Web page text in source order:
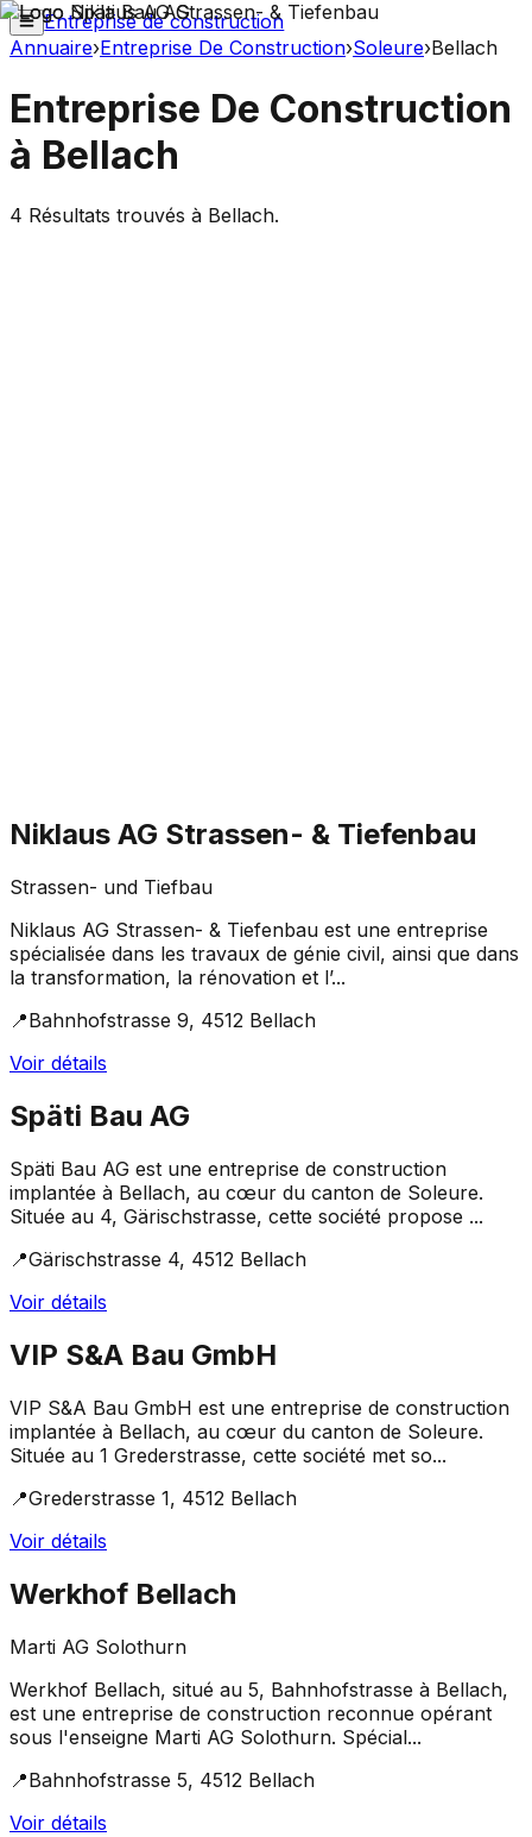
Entreprise de construction
Annuaire›Entreprise De Construction›Soleure›Bellach
Entreprise De Construction
à Bellach
4 Résultats trouvés à Bellach.
Niklaus AG Strassen- & Tiefenbau
Strassen- und Tiefbau
Niklaus AG Strassen- & Tiefenbau est une entreprise
spécialisée dans les travaux de génie civil, ainsi que dans
la transformation, la rénovation et l’...
📍Bahnhofstrasse 9, 4512 Bellach
Voir détails
Späti Bau AG
Späti Bau AG est une entreprise de construction
implantée à Bellach, au cœur du canton de Soleure.
Située au 4, Gärischstrasse, cette société propose ...
📍Gärischstrasse 4, 4512 Bellach
Voir détails
VIP S&A Bau GmbH
VIP S&A Bau GmbH est une entreprise de construction
implantée à Bellach, au cœur du canton de Soleure.
Située au 1 Grederstrasse, cette société met so...
📍Grederstrasse 1, 4512 Bellach
Voir détails
Werkhof Bellach
Marti AG Solothurn
Werkhof Bellach, situé au 5, Bahnhofstrasse à Bellach,
est une entreprise de construction reconnue opérant
sous l'enseigne Marti AG Solothurn. Spécial...
📍Bahnhofstrasse 5, 4512 Bellach
Voir détails